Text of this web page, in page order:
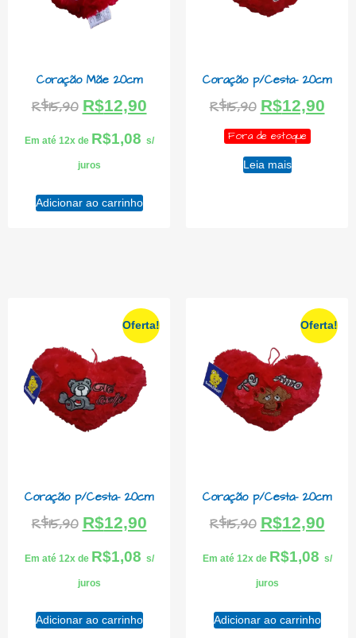
Coração Mãe 20cm
R$15,90 R$12,90
Em até 12x de R$1,08 s/
juros
Adicionar ao carrinho
Coração p/Cesta- 20cm
R$15,90 R$12,90
Fora de estoque
Leia mais
Oferta!
Coração p/Cesta- 20cm
R$15,90 R$12,90
Em até 12x de R$1,08 s/
juros
Adicionar ao carrinho
Oferta!
Coração p/Cesta- 20cm
R$15,90 R$12,90
Em até 12x de R$1,08 s/
juros
Adicionar ao carrinho